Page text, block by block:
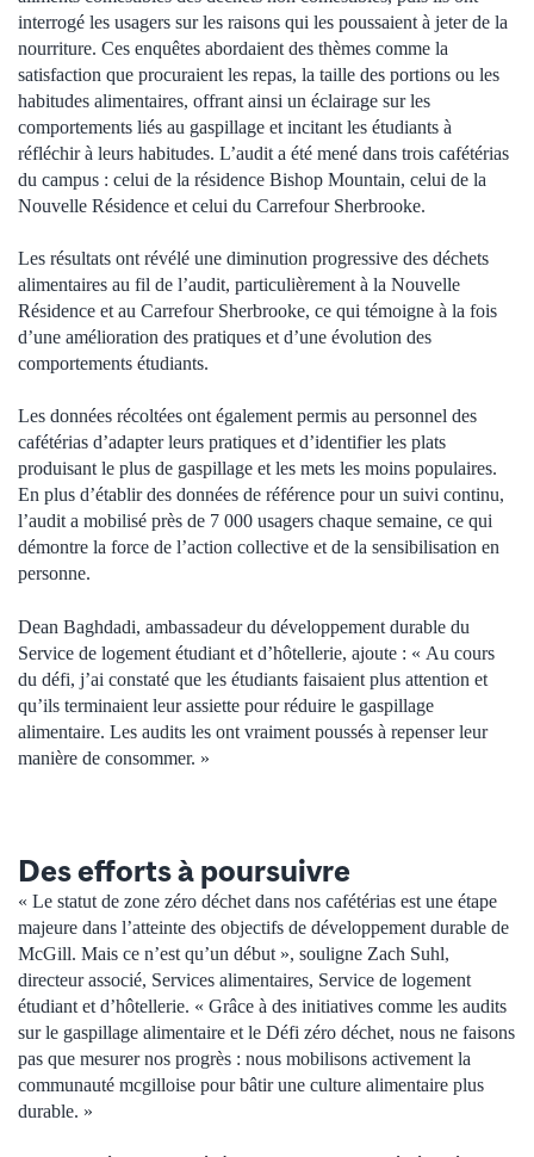
interrogé les usagers sur les raisons qui les poussaient à jeter de la
nourriture. Ces enquêtes abordaient des thèmes comme la
satisfaction que procuraient les repas, la taille des portions ou les
habitudes alimentaires, offrant ainsi un éclairage sur les
comportements liés au gaspillage et incitant les étudiants à
réfléchir à leurs habitudes. L’audit a été mené dans trois cafétérias
du campus : celui de la résidence Bishop Mountain, celui de la
Nouvelle Résidence et celui du Carrefour Sherbrooke.
Les résultats ont révélé une diminution progressive des déchets
alimentaires au fil de l’audit, particulièrement à la Nouvelle
Résidence et au Carrefour Sherbrooke, ce qui témoigne à la fois
d’une amélioration des pratiques et d’une évolution des
comportements étudiants.
Les données récoltées ont également permis au personnel des
cafétérias d’adapter leurs pratiques et d’identifier les plats
produisant le plus de gaspillage et les mets les moins populaires.
En plus d’établir des données de référence pour un suivi continu,
l’audit a mobilisé près de 7 000 usagers chaque semaine, ce qui
démontre la force de l’action collective et de la sensibilisation en
personne.
Dean Baghdadi, ambassadeur du développement durable du
Service de logement étudiant et d’hôtellerie, ajoute : « Au cours
du défi, j’ai constaté que les étudiants faisaient plus attention et
qu’ils terminaient leur assiette pour réduire le gaspillage
alimentaire. Les audits les ont vraiment poussés à repenser leur
manière de consommer. »
Des efforts à poursuivre
« Le statut de zone zéro déchet dans nos cafétérias est une étape
majeure dans l’atteinte des objectifs de développement durable de
McGill. Mais ce n’est qu’un début », souligne Zach Suhl,
directeur associé, Services alimentaires, Service de logement
étudiant et d’hôtellerie. « Grâce à des initiatives comme les audits
sur le gaspillage alimentaire et le Défi zéro déchet, nous ne faisons
pas que mesurer nos progrès : nous mobilisons activement la
communauté mcgilloise pour bâtir une culture alimentaire plus
durable. »